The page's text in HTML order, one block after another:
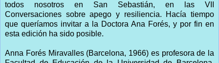
todos nosotros en San Sebastián, en las VII
Conversaciones sobre apego y resiliencia. Hacía tiempo
que queríamos invitar a la Doctora Ana Forés, y por fin en
esta edición ha sido posible.
Anna Forés Miravalles (Barcelona, 1966) es profesora de la